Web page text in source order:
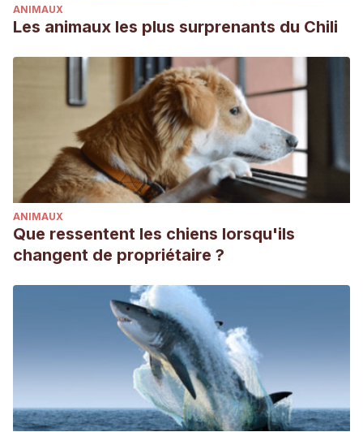
ANIMAUX
Les animaux les plus surprenants du Chili
ANIMAUX
Que ressentent les chiens lorsqu'ils
changent de propriétaire ?